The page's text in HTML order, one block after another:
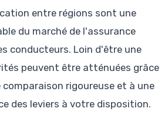
entre régions sont une
du marché de l'assurance
conducteurs. Loin d'être une
peuvent être atténuées grâce
comparaison rigoureuse et à une
des leviers à votre disposition.